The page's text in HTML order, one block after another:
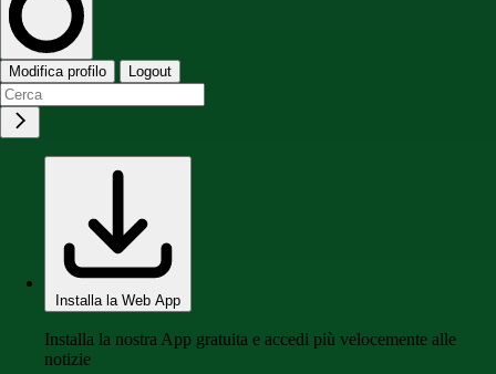
Modifica profilo Logout
Installa la Web App
Installa la nostra App gratuita e accedi più velocemente alle
notizie